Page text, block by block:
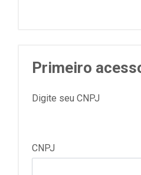
Primeiro
Digite seu CNPJ
CNPJ